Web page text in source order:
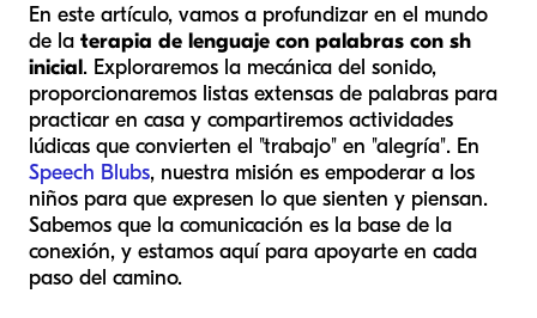
En este artículo, vamos a profundizar en el mundo
de la terapia de lenguaje con palabras con sh
inicial. Exploraremos la mecánica del sonido,
proporcionaremos listas extensas de palabras para
practicar en casa y compartiremos actividades
lúdicas que convierten el "trabajo" en "alegría". En
Speech Blubs, nuestra misión es empoderar a los
niños para que expresen lo que sienten y piensan.
Sabemos que la comunicación es la base de la
conexión, y estamos aquí para apoyarte en cada
paso del camino.